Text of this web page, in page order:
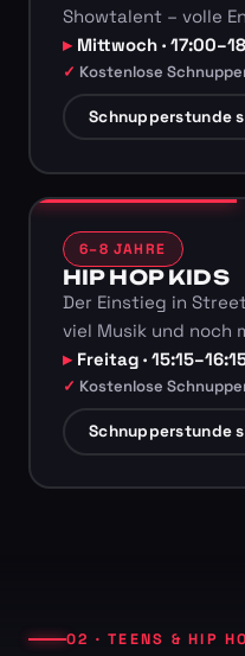
Showtalent – volle
Mittwoch ·
Kostenlose
Schnupperstunde
6–8 JAHRE
HIP HOP KIDS
Der Einstieg in
viel Musik und noch
Freitag ·
Kostenlose
Schnupperstunde
02 · TEENS & HIP